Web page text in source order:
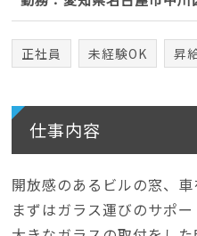
正社員 未経験OK 昇
仕事内容
開放感のあるビルの窓、
まずはガラス運びのサポ